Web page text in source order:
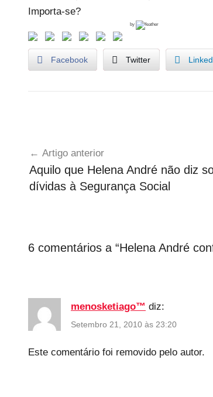
Importa-se?
by
Facebook Twitter
v
e
r
O
artigos
Artigo anterior
Aquilo que Helena André não diz
dívidas à Segurança Social
6 comentários a “Helena André
menosketiago™ diz:
Setembro 21, 2010 às 23:20
Este comentário foi removido pelo autor.